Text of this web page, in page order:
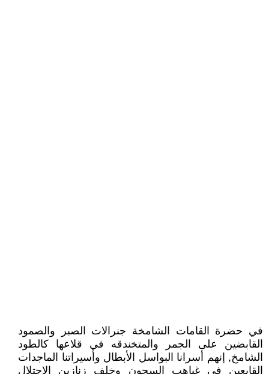
في حضرة القامات الشامخة جنرالات الصبر والصمود
القابضين على الجمر والمتخندقه في قلاعها كالطود
الشامخ, إنهم أسرانا البواسل الأبطال وأسيراتنا الماجدات
القابعين في غياهب السجون وخلف زنازين الاحتلال